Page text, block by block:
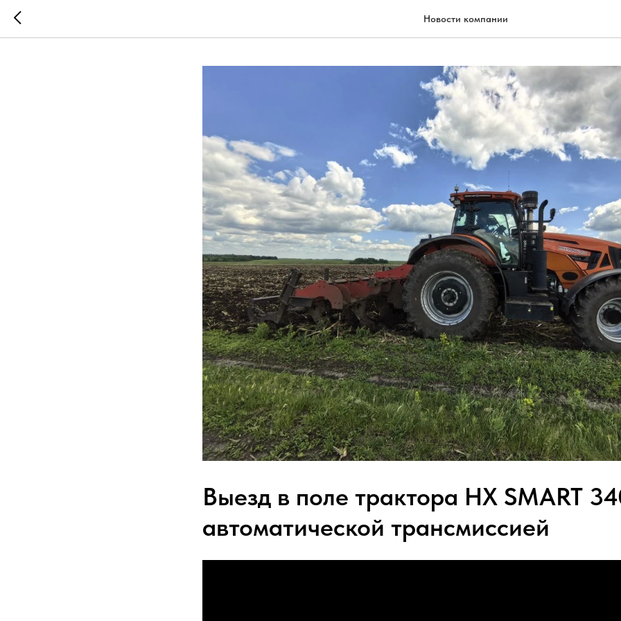
Новости компании
Выезд в поле трактора HX SMART
автоматической трансмиссией